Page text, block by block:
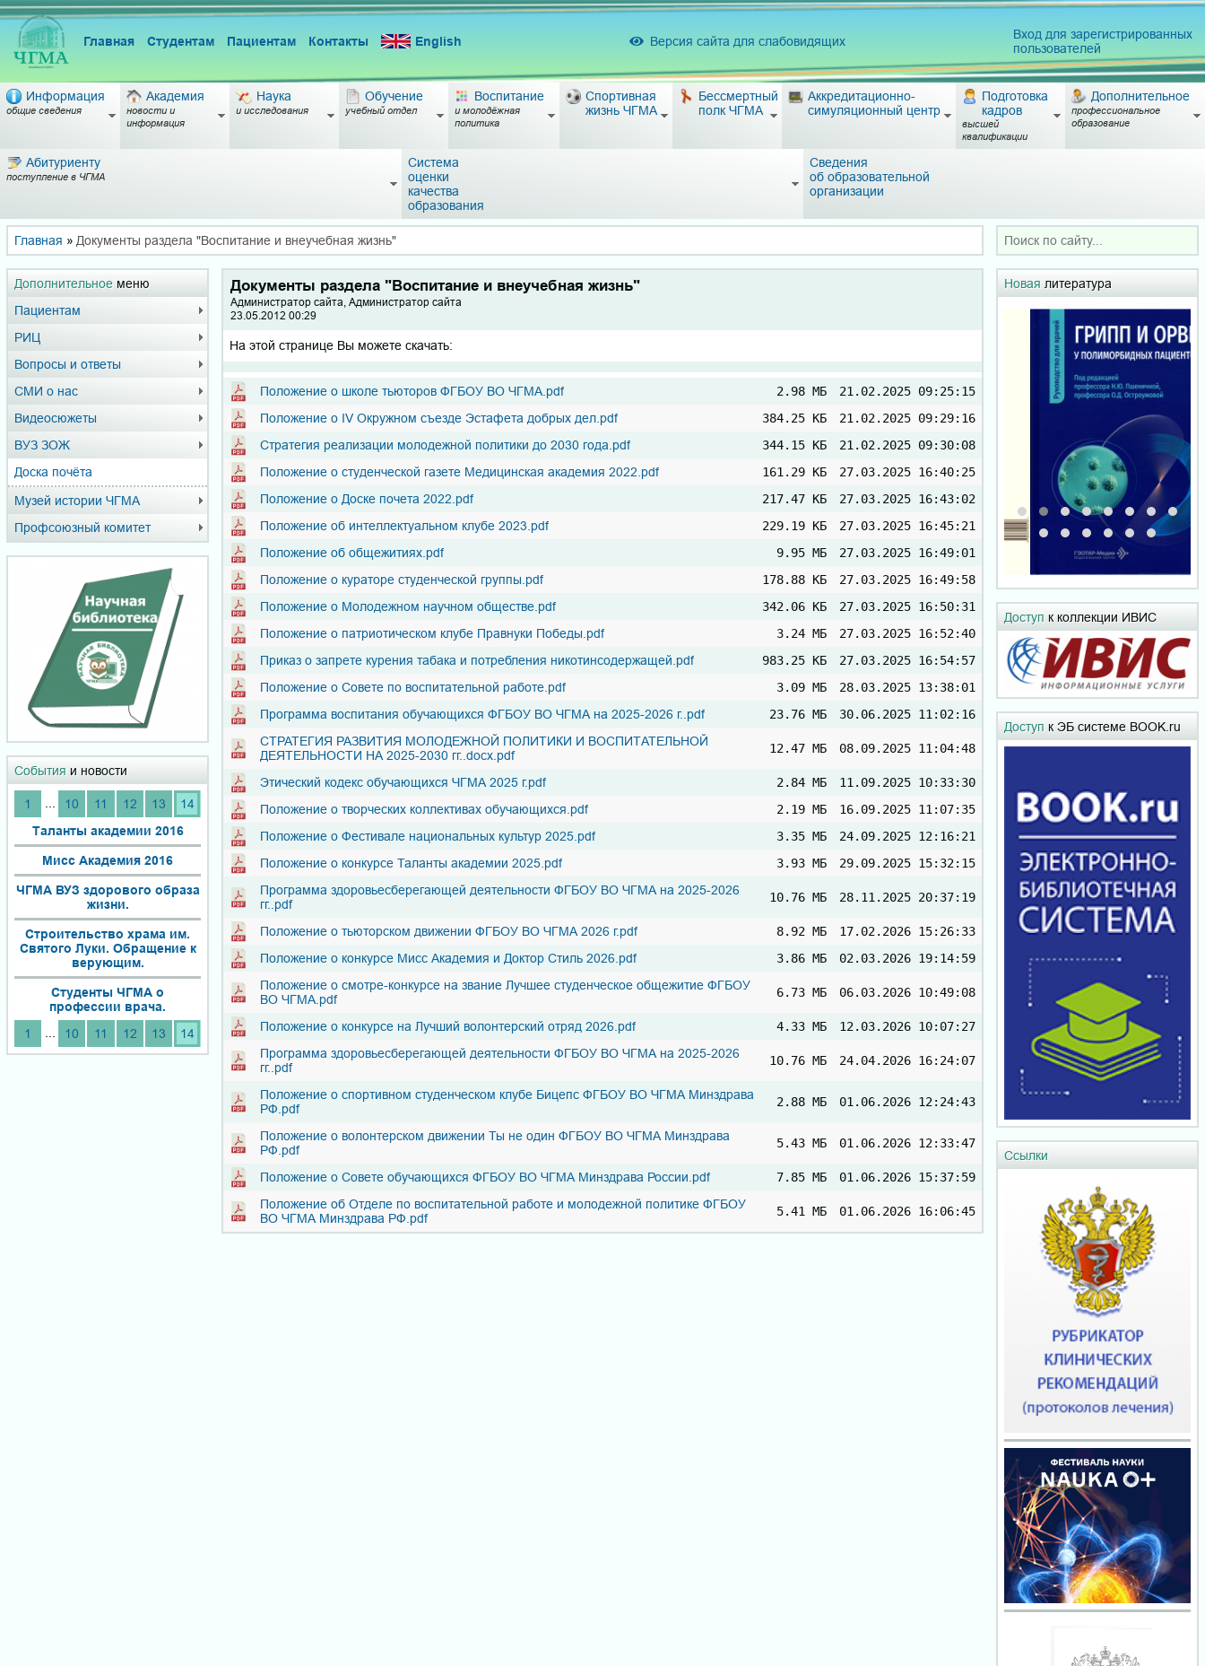
Главная Студентам Пациентам Контакты English Версия сайта для слабовидящих
Вход для зарегистрированных
пользователей
Информация
общие сведения
Академия
новости и
информация
Наука
и исследования
Обучение
учебный отдел
Воспитание
и молодёжная
политика
Спортивная
жизнь ЧГМА
Бессмертный
полк ЧГМА
Аккредитационно-
симуляционный центр
Подготовка
кадров
высшей
квалификации
Дополнительное
профессиональное
образование
Абитуриенту
поступление в ЧГМА
Система
оценки
качества
образования
Сведения
об образовательной
организации
Главная » Документы раздела "Воспитание и внеучебная жизнь"
Дополнительное меню
Пациентам
РИЦ
Вопросы и ответы
СМИ о нас
Видеосюжеты
ВУЗ ЗОЖ
Доска почёта
Музей истории ЧГМА
Профсоюзный комитет
События и новости
1 ... 10 11 12 13
14
Таланты академии 2016
Мисс Академия 2016
ЧГМА ВУЗ здорового образа
жизни.
Строительство храма им.
Святого Луки. Обращение к
верующим.
Студенты ЧГМА о
профессии врача.
1
... 10 11 12 13 14
Документы раздела "Воспитание и внеучебная жизнь"
Администратор сайта, Администратор сайта
23.05.2012 00:29
На этой странице Вы можете скачать:
Положение о школе тьюторов ФГБОУ ВО ЧГМА.pdf 2.98 МБ
21.02.2025 09:25:15
Положение о IV Окружном съезде Эстафета добрых дел.pdf
384.25 КБ
21.02.2025 09:29:16
Стратегия реализации молодежной политики до 2030 года.pdf
344.15 КБ
21.02.2025 09:30:08
Положение о студенческой газете Медицинская академия 2022.pdf
161.29 КБ
27.03.2025 16:40:25
Положение о Доске почета 2022.pdf
217.47 КБ
27.03.2025 16:43:02
Положение об интеллектуальном клубе 2023.pdf
229.19 КБ
27.03.2025 16:45:21
Положение об общежитиях.pdf
9.95 МБ
27.03.2025 16:49:01
Положение о кураторе студенческой группы.pdf
178.88 КБ
27.03.2025 16:49:58
Положение о Молодежном научном обществе.pdf
342.06 КБ
27.03.2025 16:50:31
Положение о патриотическом клубе Правнуки Победы.pdf
3.24 МБ
27.03.2025 16:52:40
Приказ о запрете курения табака и потребления никотинсодержащей.pdf
983.25 КБ
27.03.2025 16:54:57
Положение о Совете по воспитательной работе.pdf
3.09 МБ
28.03.2025 13:38:01
Программа воспитания обучающихся ФГБОУ ВО ЧГМА на 2025-2026 г..pdf
23.76 МБ
30.06.2025 11:02:16
СТРАТЕГИЯ РАЗВИТИЯ МОЛОДЕЖНОЙ ПОЛИТИКИ И ВОСПИТАТЕЛЬНОЙ
ДЕЯТЕЛЬНОСТИ НА 2025-2030 гг..docx.pdf
12.47 МБ 08.09.2025 11:04:48
Этический кодекс обучающихся ЧГМА 2025 г.pdf 2.84 МБ
11.09.2025 10:33:30
Положение о творческих коллективах обучающихся.pdf
2.19 МБ
16.09.2025 11:07:35
Положение о Фестивале национальных культур 2025.pdf
3.35 МБ
24.09.2025 12:16:21
Положение о конкурсе Таланты академии 2025.pdf
3.93 МБ
29.09.2025 15:32:15
Программа здоровьесберегающей деятельности ФГБОУ ВО ЧГМА на 2025-2026
гг..pdf
10.76 МБ 28.11.2025 20:37:19
Положение о тьюторском движении ФГБОУ ВО ЧГМА 2026 г.pdf 8.92 МБ
17.02.2026 15:26:33
Положение о конкурсе Мисс Академия и Доктор Стиль 2026.pdf
3.86 МБ
02.03.2026 19:14:59
Положение о смотре-конкурсе на звание Лучшее студенческое общежитие ФГБОУ
ВО ЧГМА.pdf
6.73 МБ 06.03.2026 10:49:08
Положение о конкурсе на Лучший волонтерский отряд 2026.pdf 4.33 МБ
12.03.2026 10:07:27
Программа здоровьесберегающей деятельности ФГБОУ ВО ЧГМА на 2025-2026
гг..pdf
10.76 МБ 24.04.2026 16:24:07
Положение о спортивном студенческом клубе Бицепс ФГБОУ ВО ЧГМА Минздрава
РФ.pdf
2.88 МБ 01.06.2026 12:24:43
Положение о волонтерском движении Ты не один ФГБОУ ВО ЧГМА Минздрава
РФ.pdf
5.43 МБ 01.06.2026 12:33:47
Положение о Совете обучающихся ФГБОУ ВО ЧГМА Минздрава России.pdf 7.85 МБ
01.06.2026 15:37:59
Положение об Отделе по воспитательной работе и молодежной политике ФГБОУ
ВО ЧГМА Минздрава РФ.pdf
5.41 МБ 01.06.2026 16:06:45
Новая литература
Доступ к коллекции ИВИС
Доступ к ЭБ системе BOOK.ru
Ссылки